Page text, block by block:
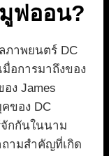
ฟออน?
ภาพยนตร์ DC
มื่อการมาถึงของ
ง James
ของ DC
จักกันในนาม
ถามสำคัญที่เกิด